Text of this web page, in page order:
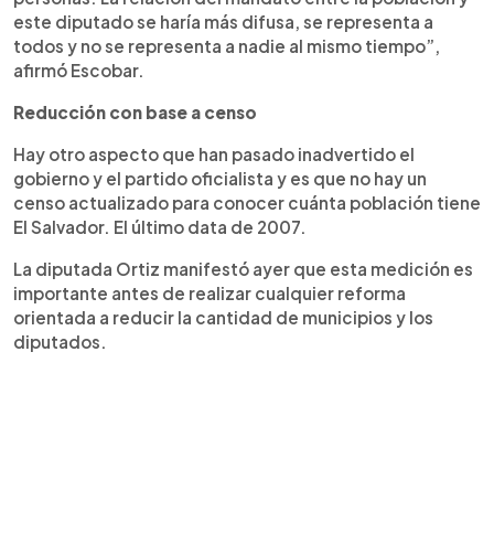
este diputado se haría más difusa, se representa a
todos y no se representa a nadie al mismo tiempo”,
afirmó Escobar.
Reducción con base a censo
Hay otro aspecto que han pasado inadvertido el
gobierno y el partido oficialista y es que no hay un
censo actualizado para conocer cuánta población tiene
El Salvador. El último data de 2007.
La diputada Ortiz manifestó ayer que esta medición es
importante antes de realizar cualquier reforma
orientada a reducir la cantidad de municipios y los
diputados.